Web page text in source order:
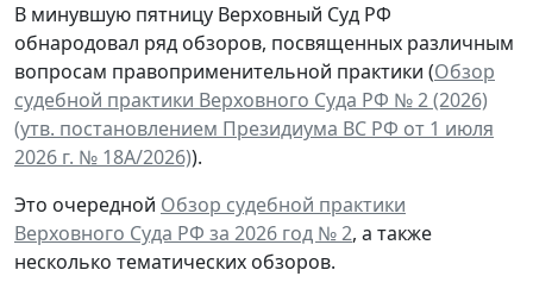
В минувшую пятницу Верховный Суд РФ
обнародовал ряд обзоров, посвященных различным
вопросам правоприменительной практики (Обзор
судебной практики Верховного Суда РФ № 2 (2026)
(утв. постановлением Президиума ВС РФ от 1 июля
2026 г. № 18А/2026)).
Это очередной Обзор судебной практики
Верховного Суда РФ за 2026 год № 2, а также
несколько тематических обзоров.